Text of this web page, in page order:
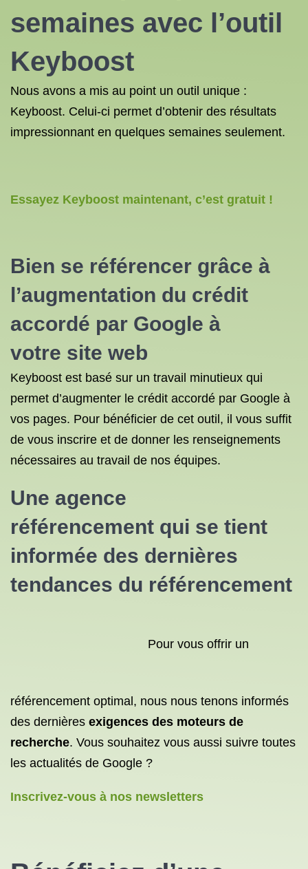
semaines avec l’outil
Keyboost
Nous avons a mis au point un outil unique :
Keyboost. Celui-ci permet d’obtenir des résultats
impressionnant en quelques semaines seulement.
Essayez Keyboost maintenant, c’est gratuit !
Bien se référencer grâce à
l’augmentation du crédit
accordé par Google à
votre site web
Keyboost est basé sur un travail minutieux qui
permet d’augmenter le crédit accordé par Google à
vos pages. Pour bénéficier de cet outil, il vous suffit
de vous inscrire et de donner les renseignements
nécessaires au travail de nos équipes.
Une agence
référencement qui se tient
informée des dernières
tendances du référencement
Pour vous offrir un
référencement optimal, nous nous tenons informés
des dernières exigences des moteurs de
recherche. Vous souhaitez vous aussi suivre toutes
les actualités de Google ?
Inscrivez-vous à nos newsletters